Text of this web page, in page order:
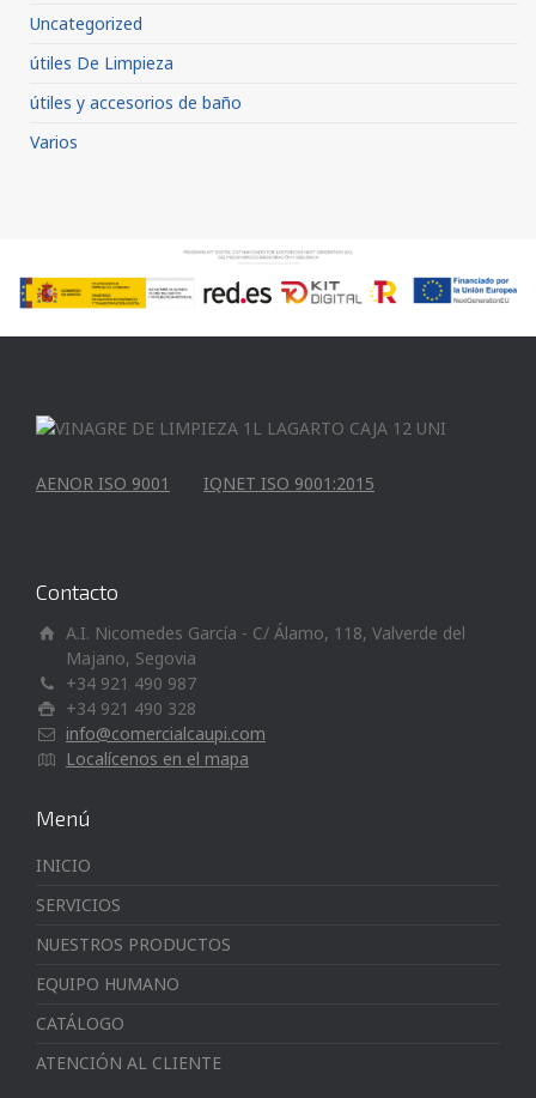
Uncategorized
útiles De Limpieza
útiles y accesorios de baño
Varios
AENOR ISO 9001 IQNET ISO 9001:2015
Contacto
A.I. Nicomedes García - C/ Álamo, 118, Valverde del
Majano, Segovia
+34 921 490 987
+34 921 490 328
info@comercialcaupi.com
Localícenos en el mapa
Menú
INICIO
SERVICIOS
NUESTROS PRODUCTOS
EQUIPO HUMANO
CATÁLOGO
ATENCIÓN AL CLIENTE